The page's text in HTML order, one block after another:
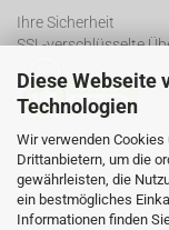
Diese Webseite
Technologien
Wir verwenden
Drittanbietern, um die
gewährleisten, die
ein bestmögliches
Informationen finden
Ihre Sicherheit
SSL-verschlüsselte
SSL Certificate